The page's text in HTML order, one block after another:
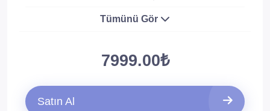
Tümünü Gör
7999.00₺
Satın Al